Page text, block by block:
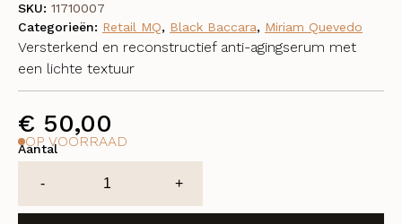
€ 50,00
Versterkend en reconstructief anti-agingserum met
een lichte textuur
OP VOORRAAD
Aantal
-
baccara
hair
+
SKU: 11710007
Categorieën: Retail MQ, Black Baccara, Miriam Quevedo